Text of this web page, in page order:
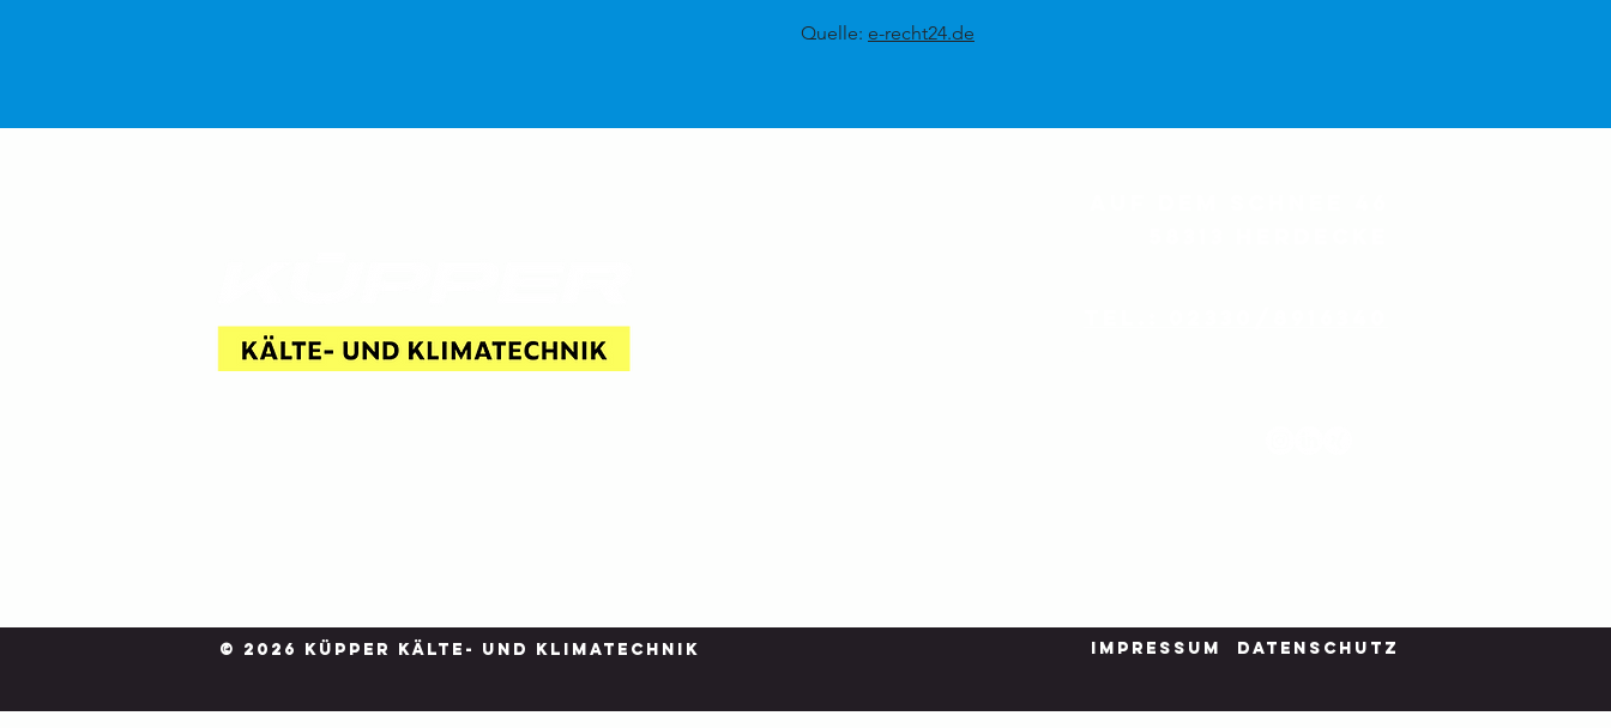
Quelle: e-recht24.de
© 2026 KÜPPER KÄLTE- UND KLIMATECHNIK Impressum Datenschutz